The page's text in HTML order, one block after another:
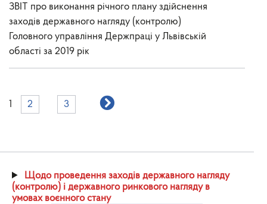
ЗВІТ про виконання річного плану здійснення
заходів державного нагляду (контролю)
Головного управління Держпраці у Львівській
області за 2019 рік
1 2 3
Щодо проведення заходів державного нагляду
(контролю) і державного ринкового нагляду в
умовах воєнного стану